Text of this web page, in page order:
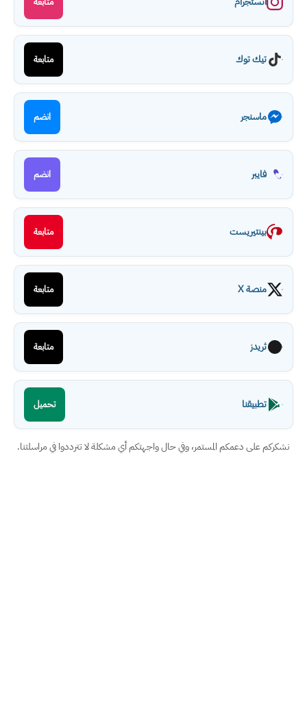
تيك توك
ماسنجر
فايبر
بينتيريست
منصة X
ثريدز
تطبيقنا
على دعمكم المستمر، وفي حال واجهتكم أي مشكلة لا تترددوا في مراسلتنا.